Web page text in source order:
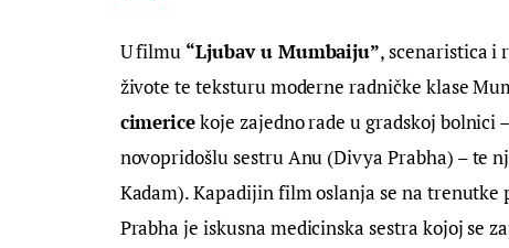
U filmu “Ljubav u Mumbaiju”, scenaristica i
živote te teksturu moderne radničke klase
cimerice koje zajedno rade u gradskoj bolnici
novopridošlu sestru Anu (Divya Prabha) – te
Kadam). Kapadijin film oslanja se na trenutke
Prabha je iskusna medicinska sestra kojoj se